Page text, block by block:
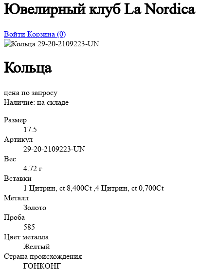
Ювелирный клуб La Nordica
Войти Корзина (0)
Кольца
цена по запросу
Наличие: на складе
Размер
17.5
Артикул
29-20-2109223-UN
Вес
4.72 г
Вставки
1 Цитрин, ct 8,400Ct ,4 Цитрин, ct 0,700Ct
Металл
Золото
Проба
585
Цвет металла
Желтый
Страна происхождения
ГОНКОНГ